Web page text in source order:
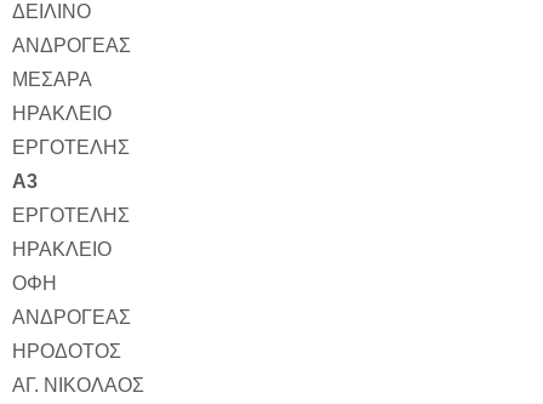
ΔΕΙΛΙΝΟ
ΑΝΔΡΟΓΕΑΣ
ΜΕΣΑΡΑ
ΗΡΑΚΛΕΙΟ
ΕΡΓΟΤΕΛΗΣ
Α3
ΕΡΓΟΤΕΛΗΣ
ΗΡΑΚΛΕΙΟ
ΟΦΗ
ΑΝΔΡΟΓΕΑΣ
ΗΡΟΔΟΤΟΣ
ΑΓ. ΝΙΚΟΛΑΟΣ